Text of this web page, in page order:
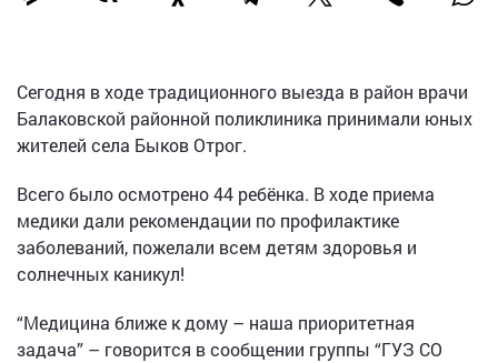
Сегодня в ходе традиционного выезда в район врачи
Балаковской районной поликлиника принимали юных
жителей села Быков Отрог.
Всего было осмотрено 44 ребёнка. В ходе приема
медики дали рекомендации по профилактике
заболеваний, пожелали всем детям здоровья и
солнечных каникул!
“Медицина ближе к дому – наша приоритетная
задача” – говорится в сообщении группы “ГУЗ СО